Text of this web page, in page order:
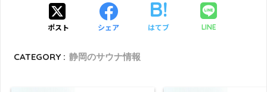
ポスト シェア はてブ LINE
CATEGORY : 静岡のサウナ情報